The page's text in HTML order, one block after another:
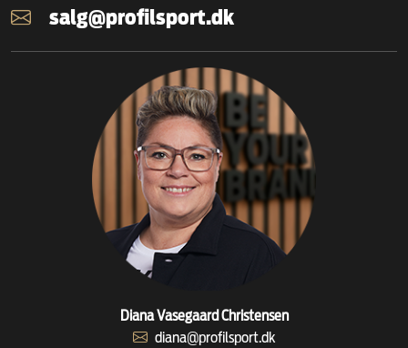
salg@profilsport.dk
Diana Vasegaard Christensen
diana@profilsport.dk